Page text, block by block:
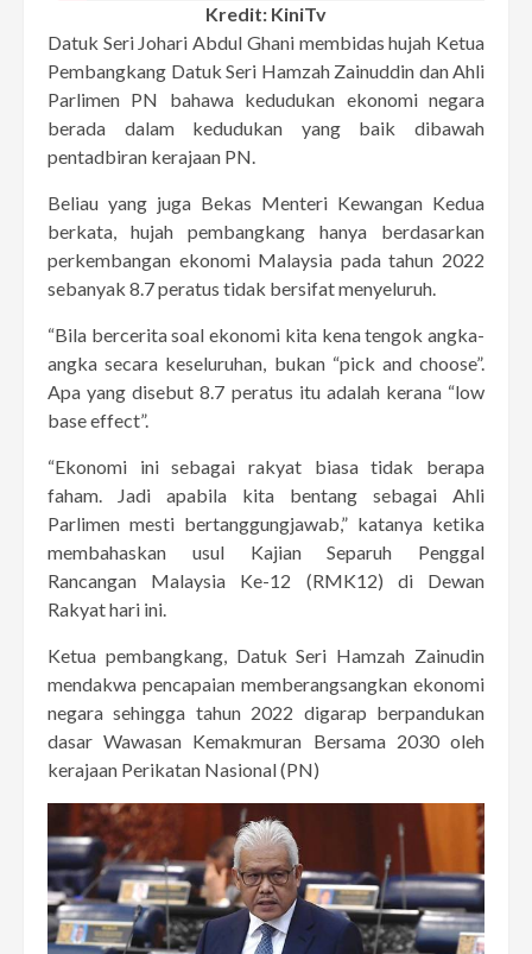
Kredit: KiniTv
Datuk Seri Johari Abdul Ghani membidas hujah Ketua
Pembangkang Datuk Seri Hamzah Zainuddin dan Ahli
Parlimen PN bahawa kedudukan ekonomi negara
berada dalam kedudukan yang baik dibawah
pentadbiran kerajaan PN.
Beliau yang juga Bekas Menteri Kewangan Kedua
berkata, hujah pembangkang hanya berdasarkan
perkembangan ekonomi Malaysia pada tahun 2022
sebanyak 8.7 peratus tidak bersifat menyeluruh.
“Bila bercerita soal ekonomi kita kena tengok angka-
angka secara keseluruhan, bukan “pick and choose”.
Apa yang disebut 8.7 peratus itu adalah kerana “low
base effect”.
“Ekonomi ini sebagai rakyat biasa tidak berapa
faham. Jadi apabila kita bentang sebagai Ahli
Parlimen mesti bertanggungjawab,” katanya ketika
membahaskan usul Kajian Separuh Penggal
Rancangan Malaysia Ke-12 (RMK12) di Dewan
Rakyat hari ini.
Ketua pembangkang, Datuk Seri Hamzah Zainudin
mendakwa pencapaian memberangsangkan ekonomi
negara sehingga tahun 2022 digarap berpandukan
dasar Wawasan Kemakmuran Bersama 2030 oleh
kerajaan Perikatan Nasional (PN)